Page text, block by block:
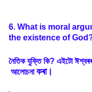
6. What is moral
the existence of
নৈতিক যুক্তি কি? এইটো ঈশ্বৰৰ
আলোচনাকৰা।